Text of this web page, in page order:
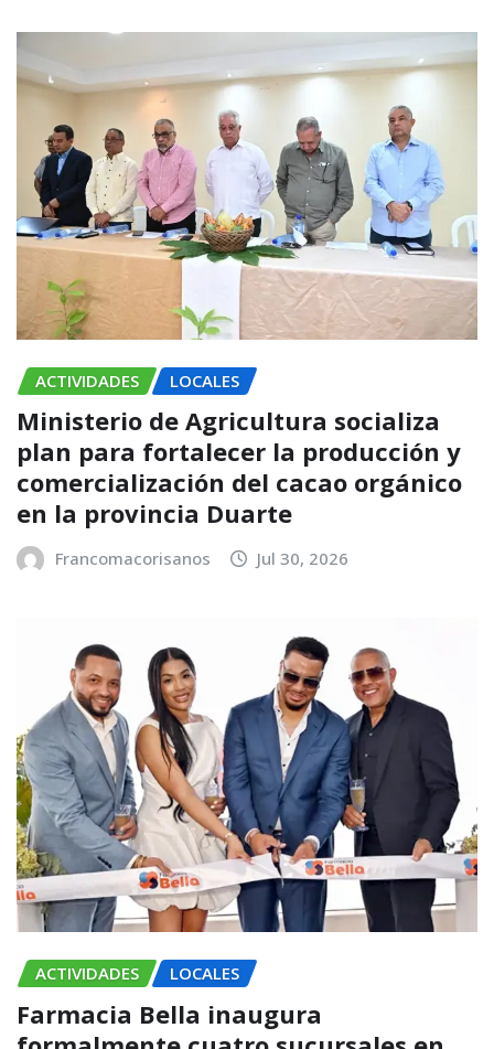
ACTIVIDADES LOCALES
Ministerio de Agricultura socializa
plan para fortalecer la producción y
comercialización del cacao orgánico
en la provincia Duarte
Francomacorisanos Jul 30, 2026
ACTIVIDADES LOCALES
Farmacia Bella inaugura